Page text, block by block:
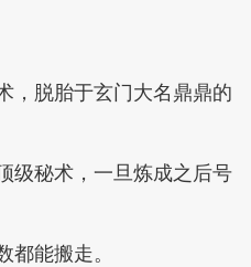
，脱胎于玄门大名鼎鼎的
级秘术，一旦炼成之后号
都能搬走。